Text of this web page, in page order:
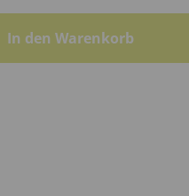
In den Warenkorb